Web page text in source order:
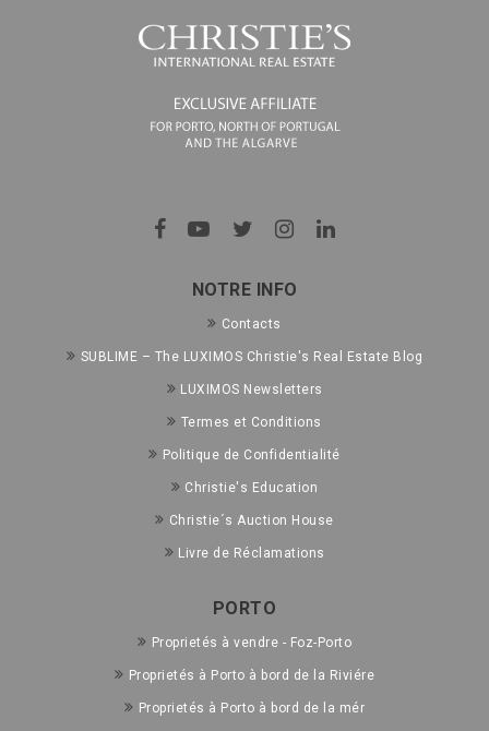
NOTRE INFO
Contacts
SUBLIME – The LUXIMOS Christie's Real Estate Blog
LUXIMOS Newsletters
Termes et Conditions
Politique de Confidentialité
Christie's Education
Christie´s Auction House
Livre de Réclamations
PORTO
Proprietés à vendre - Foz-Porto
Proprietés à Porto à bord de la Riviére
Proprietés à Porto à bord de la mér